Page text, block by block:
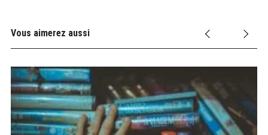
Vous aimerez aussi